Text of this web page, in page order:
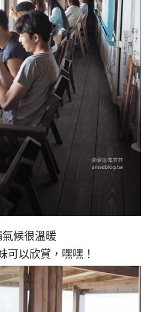
氣候很溫暖
可以欣賞，嘿嘿！